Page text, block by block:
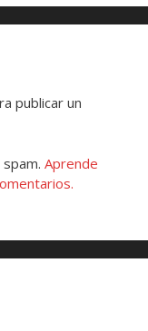
publicar un
Aprende